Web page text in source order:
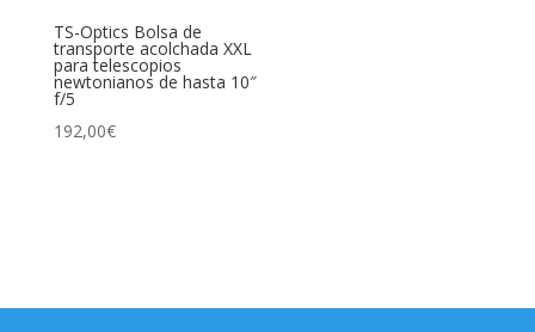
TS-Optics Bolsa de
transporte acolchada XXL
para telescopios
newtonianos de hasta 10″
f/5
192,00€